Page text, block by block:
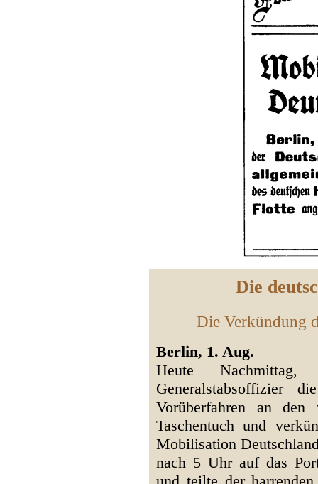
Die
Die Verkündung
Berlin, 1. Aug.
Heute
Generalstabsoffizier
Vorüberfahren an den
Taschentuch und
Mobilisation
nach 5 Uhr auf das